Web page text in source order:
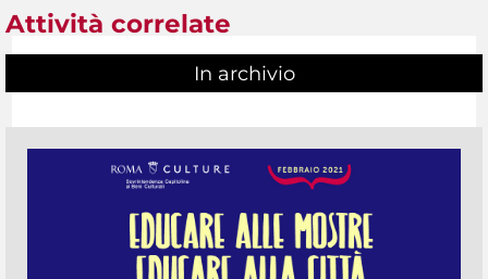
Attività correlate
In archivio